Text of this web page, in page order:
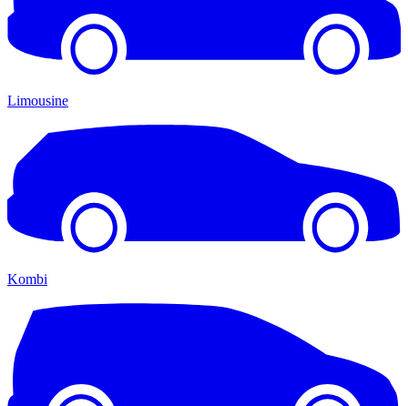
Limousine
Kombi